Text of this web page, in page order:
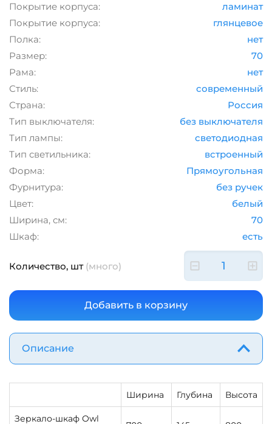
Покрытие корпуса:
ламинат
Покрытие корпуса:
глянцевое
Полка:
нет
Размер:
70
Рама:
нет
Стиль:
современный
Страна:
Россия
Тип выключателя:
без выключателя
Тип лампы:
светодиодная
Тип светильника:
встроенный
Форма:
Прямоугольная
Фурнитура:
без ручек
Цвет:
белый
Ширина, см:
70
Шкаф:
есть
Количество, шт (много)
Описание
Ширина Глубина Высота
Зеркало-шкаф Owl